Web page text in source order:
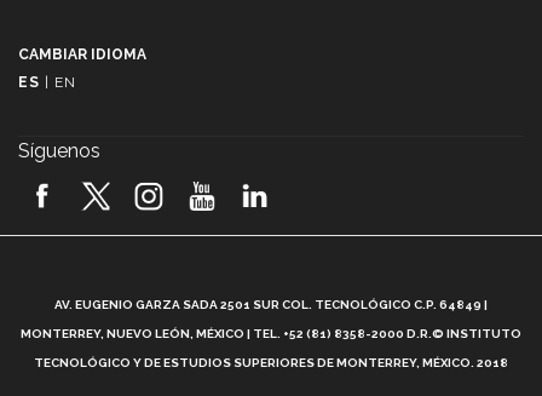
2026! (video)
¿Cómo es el Modelo Educativo Tec? (video)
CAMBIAR IDIOMA
ES
EN
Síguenos
AV. EUGENIO GARZA SADA 2501 SUR COL. TECNOLÓGICO C.P. 64849 |
MONTERREY, NUEVO LEÓN, MÉXICO | TEL. +52 (81) 8358-2000 D.R.© INSTITUTO
TECNOLÓGICO Y DE ESTUDIOS SUPERIORES DE MONTERREY, MÉXICO. 2018